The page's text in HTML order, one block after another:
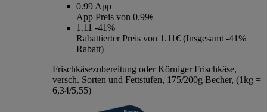
0.99 App
App Preis von 0.99€
1.11 -41%
Rabattierter Preis von 1.11€ (Insgesamt -41%
Rabatt)
Frischkäsezubereitung oder Körniger Frischkäse,
versch. Sorten und Fettstufen, 175/200g Becher, (1kg =
6,34/5,55)